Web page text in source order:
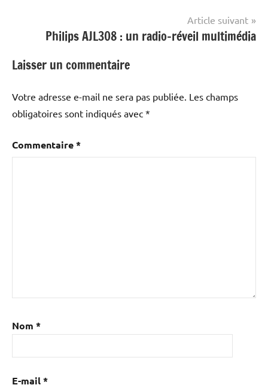
Article suivant
Philips AJL308 : un radio-réveil multimédia
Laisser un commentaire
Votre adresse e-mail ne sera pas publiée. Les champs
obligatoires sont indiqués avec *
Commentaire*
Nom *
E-mail*